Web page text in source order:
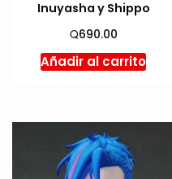
Inuyasha y Shippo
Q690.00
Añadir al carrito